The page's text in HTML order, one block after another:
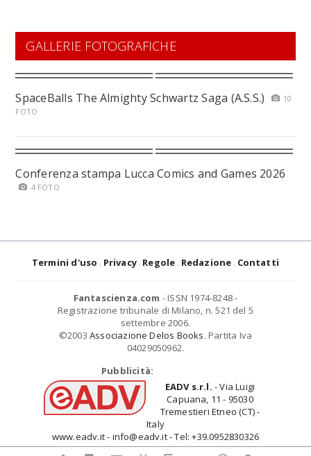
GALLERIE FOTOGRAFICHE
SpaceBalls The Almighty Schwartz Saga (A.S.S.)
10
FOTO
Conferenza stampa Lucca Comics and Games 2026
4 FOTO
Termini d'uso Privacy Regole Redazione Contatti
Fantascienza.com - ISSN 1974-8248 -
Registrazione tribunale di Milano, n. 521 del 5
settembre 2006.
©2003 Associazione Delos Books. Partita Iva
04029050962.
Pubblicità:
EADV s.r.l. - Via Luigi
Capuana, 11 - 95030
Tremestieri Etneo (CT) -
Italy
www.eadv.it - info@eadv.it - Tel: +39.0952830326